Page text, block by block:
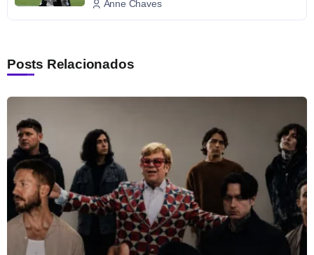
Anne Chaves
Posts Relacionados